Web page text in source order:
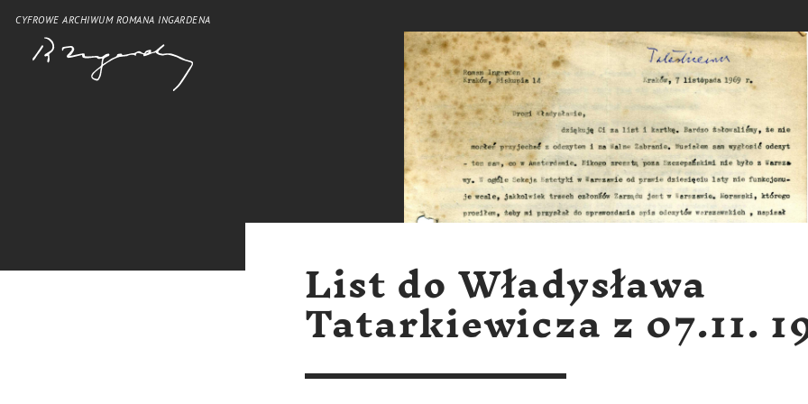
CYFROWE ARCHIWUM ROMANA INGARDENA
List do Władysława
Tatarkiewicza z 07.11.